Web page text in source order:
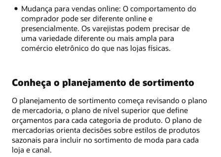
Mudança para vendas online: O comportamento do
comprador pode ser diferente online e
presencialmente. Os varejistas podem precisar de
uma variedade diferente ou mais ampla para
comércio eletrônico do que nas lojas físicas.
Conheça o planejamento de sortimento
O planejamento de sortimento começa revisando o plano
de mercadoria, o plano de nível superior que define
orçamentos para cada categoria de produto. O plano de
mercadorias orienta decisões sobre estilos de produtos
sazonais para incluir no sortimento de moda para cada
loja e canal.